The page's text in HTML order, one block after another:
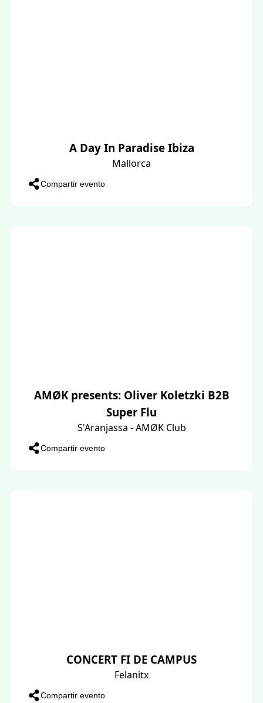
A Day In Paradise Ibiza
Mallorca
Compartir evento
AMØK presents: Oliver Koletzki B2B
Super Flu
S'Aranjassa - AMØK Club
Compartir evento
CONCERT FI DE CAMPUS
Felanitx
Compartir evento